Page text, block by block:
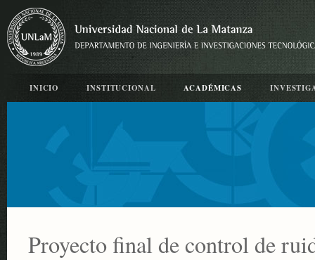
INICIO INSTITUCIONAL ACADÉMICAS
Proyecto final de control de